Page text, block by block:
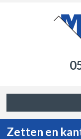
Zetten en